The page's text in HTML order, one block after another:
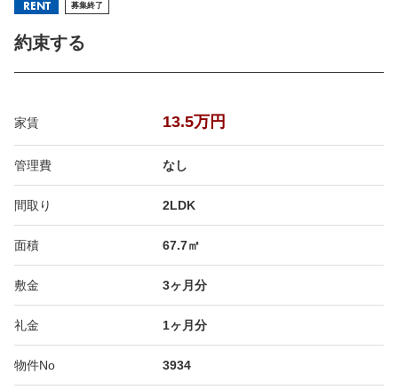
RENT 募集終了
約束する
家賃 13.5万円
管理費 なし
間取り 2LDK
面積 67.7㎡
敷金 3ヶ月分
礼金 1ヶ月分
物件No 3934